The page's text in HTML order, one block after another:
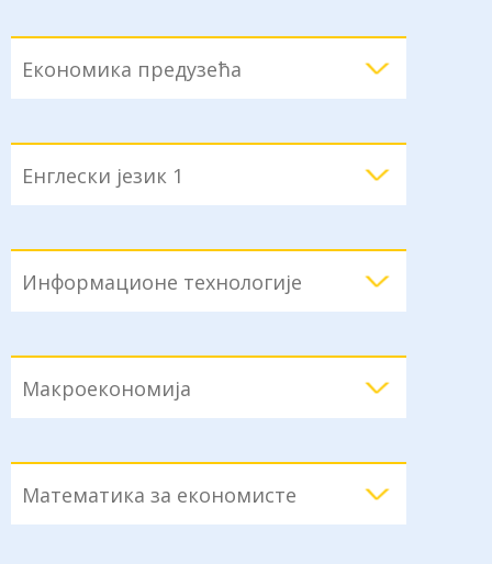
Економика предузећа
Енглески језик 1
Информационе технологије
Макроекономија
Математика за економисте